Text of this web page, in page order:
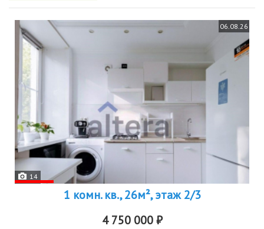
06.08.26
14
1 комн. кв., 26м², этаж 2/3
4 750 000 ₽